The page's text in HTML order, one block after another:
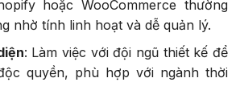
hoặc WooCommerce thường
nhờ tính linh hoạt và dễ quản lý.
: Làm việc với đội ngũ thiết kế để
quyền, phù hợp với ngành thời